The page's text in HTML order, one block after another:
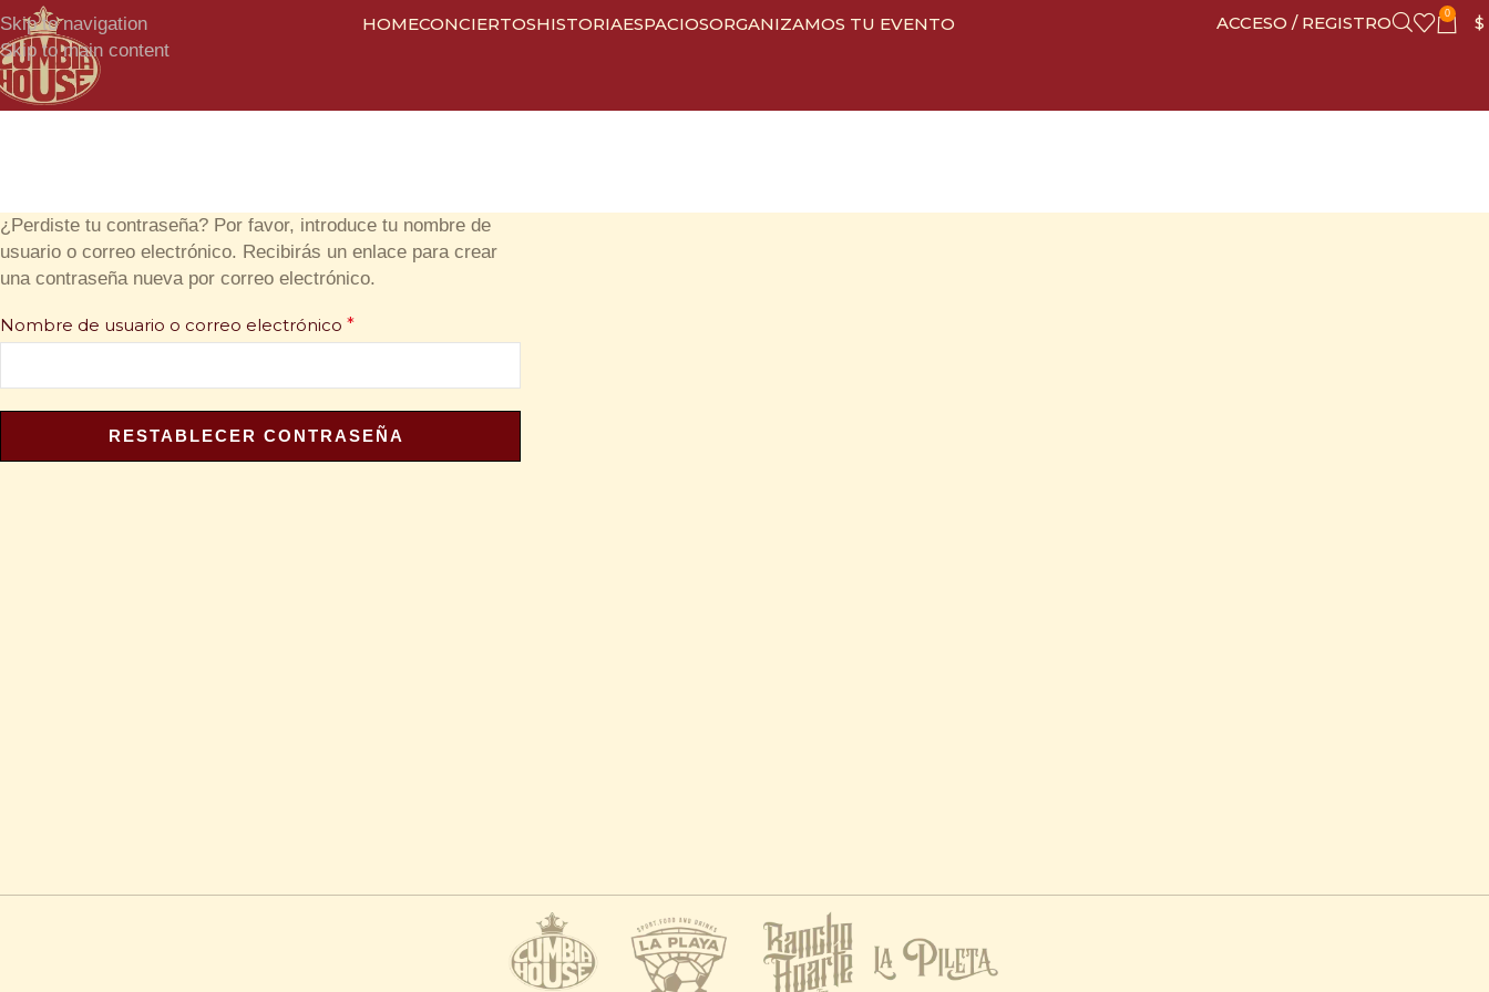
Skip to navigation
Skip to main content
HOMECONCIERTOSHISTORIAESPACIOSORGANIZAMOS TU EVENTO ACCESO / REGISTRO 0 $
¿Perdiste tu contraseña? Por favor, introduce tu nombre de
usuario o correo electrónico. Recibirás un enlace para crear
una contraseña nueva por correo electrónico.
Nombre de usuario o correo electrónico *
RESTABLECER CONTRASEÑA